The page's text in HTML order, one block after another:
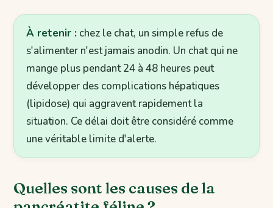
À retenir : chez le chat, un simple refus de
s'alimenter n'est jamais anodin. Un chat qui ne
mange plus pendant 24 à 48 heures peut
développer des complications hépatiques
(lipidose) qui aggravent rapidement la
situation. Ce délai doit être considéré comme
une véritable limite d'alerte.
Quelles sont les causes de la